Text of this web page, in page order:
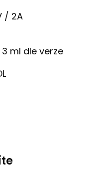
/ 2A
ml dle verze